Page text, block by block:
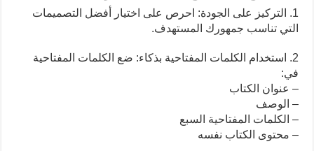
1. التركيز على الجودة: احرص على اختيار أفضل التصميمات
التي تناسب جمهورك المستهدف.
2. استخدام الكلمات المفتاحية بذكاء: ضع الكلمات المفتاحية
في:
– عنوان الكتاب
– الوصف
– الكلمات المفتاحية السبع
– محتوى الكتاب نفسه